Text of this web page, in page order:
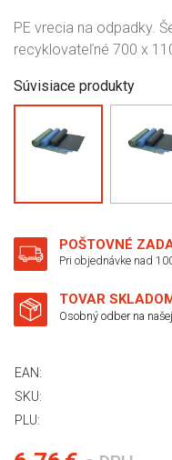
PE vrecia na odpadky.
recyklovateľné 700 x
Súvisiace produkty
POŠTOVNÉ
Pri objednávke nad
TOVAR
Osobný odber na
EAN:
SKU:
PLU: